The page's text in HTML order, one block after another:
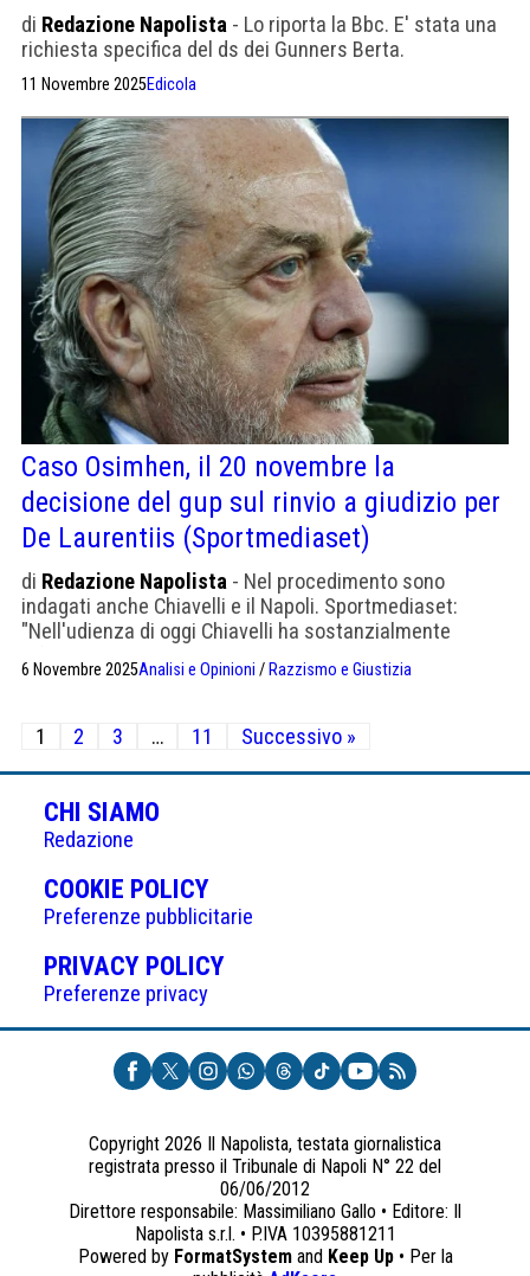
di Redazione Napolista - Lo riporta la Bbc. E' stata una
richiesta specifica del ds dei Gunners Berta.
11 Novembre 2025Edicola
Caso Osimhen, il 20 novembre la
decisione del gup sul rinvio a giudizio per
De Laurentiis (Sportmediaset)
di Redazione Napolista - Nel procedimento sono
indagati anche Chiavelli e il Napoli. Sportmediaset:
"Nell'udienza di oggi Chiavelli ha sostanzialmente
affermando che non si è trattato di operazioni
6 Novembre 2025Analisi e Opinioni / Razzismo e Giustizia
Paginazione
degli
articoli
1 2 3 … 11 Successivo »
CHI SIAMO
Redazione
COOKIE POLICY(APRE
IN
UNA
NUOVA
Preferenze pubblicitarie
PRIVACY POLICY(APRE
UNA
NUOVA
SCHEDA)
Preferenze privacy
Copyright 2026 Il Napolista, testata giornalistica
registrata presso il Tribunale di Napoli N° 22 del
06/06/2012
Direttore responsabile: Massimiliano Gallo • Editore: Il
Napolista s.r.l. • P.IVA 10395881211
Powered by FormatSystemand Keep Up• Per la